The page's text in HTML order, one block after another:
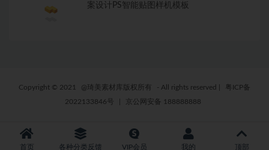
案设计PS智能贴图样机模板
Copyright © 2021 @琦美素材库版权所有 - All rights reserved
粤ICP备
2022133846号
京公网安备 188888888
首页 各种分类反馈 VIP会员 我的 顶部